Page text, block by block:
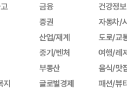
지
금융
증권
산업/재계
중기/벤처
부동산
글로벌경제
건강정보
자동차/
도로/교
여행/레
음식/맛
패션/뷰